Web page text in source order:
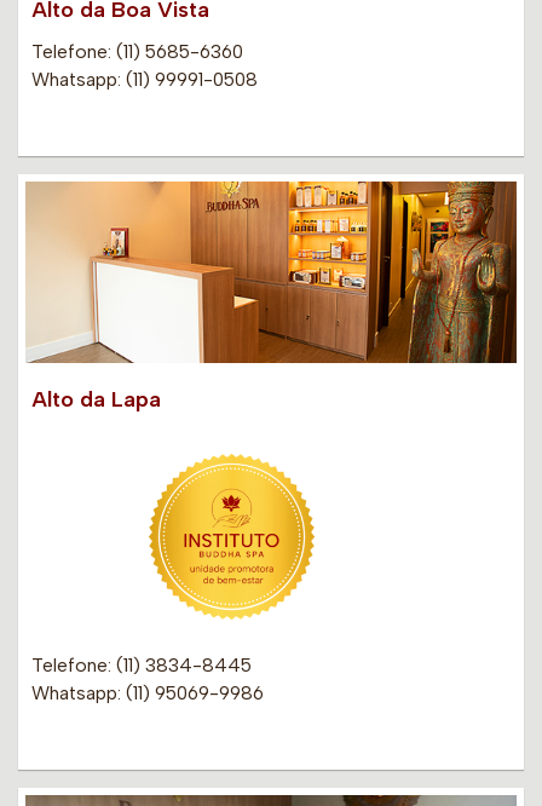
Alto da Boa Vista
Telefone: (11) 5685-6360
Whatsapp: (11) 99991-0508
Alto da Lapa
Telefone: (11) 3834-8445
Whatsapp: (11) 95069-9986